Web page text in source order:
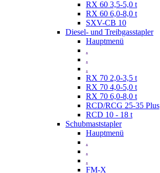
RX 60 3,5-5,0 t
RX 60 6,0-8,0 t
SXV-CB 10
Diesel- und Treibgasstapler
Hauptmenü
.
.
.
RX 70 2,0-3,5 t
RX 70 4,0-5,0 t
RX 70 6,0-8,0 t
RCD/RCG 25-35 Plus
RCD 10 - 18 t
Schubmaststapler
Hauptmenü
.
.
.
FM-X